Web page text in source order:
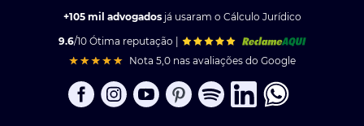
+105 mil advogados já usaram o Cálculo Jurídico
9.6/10 Ótima reputação |
Nota 5,0 nas avaliações do Google